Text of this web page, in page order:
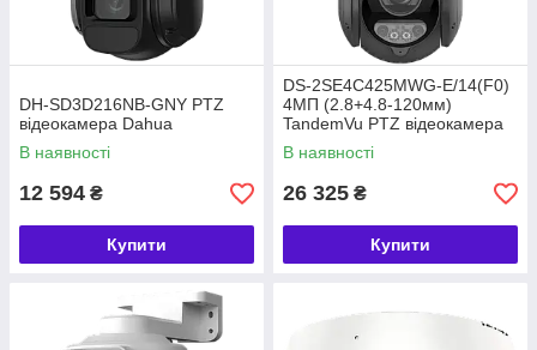
DH-SD3D216NB-GNY PTZ
відеокамера Dahua
В наявності
12 594 ₴
Купити
DS-2SE4C425MWG-E/14(F0)
4МП (2.8+4.8-120мм)
TandemVu PTZ відеокамера
Hikvision
В наявності
26 325 ₴
Купити